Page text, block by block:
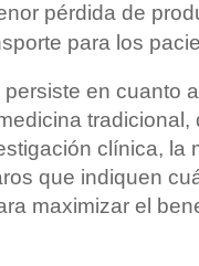
pérdida de
para los
persiste en cuanto
clínica, la
que indiquen
maximizar el